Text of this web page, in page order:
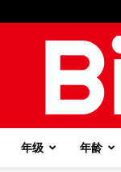
年级 年龄